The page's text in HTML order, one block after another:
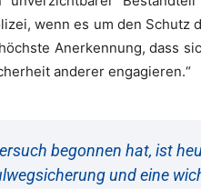
wenn es um den Schutz
Anerkennung, dass
anderer engagieren.“
begonnen hat, ist
und eine